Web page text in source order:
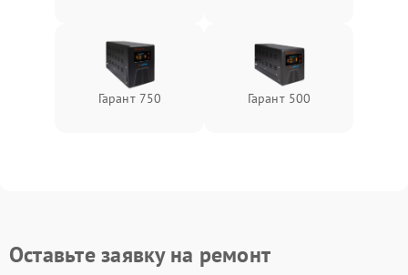
Гарант 750 Гарант 500
Оставьте заявку на ремонт